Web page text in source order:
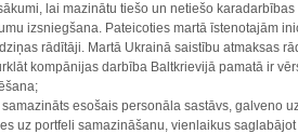
lai mazinātu tiešo un netiešo
izsniegšana. Pateicoties martā īstenotajām
rādītāji. Martā Ukrainā saistību atmaksas
kompānijas darbība Baltkrievijā pamatā ir
esošais personāla sastāvs, galveno
uz portfeli samazināšanu, vienlaikus